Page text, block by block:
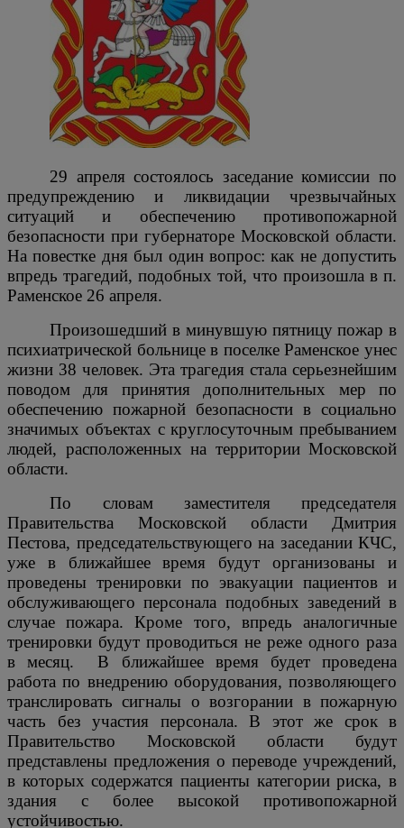
29 апреля состоялось заседание комиссии по
предупреждению и ликвидации чрезвычайных
ситуаций и обеспечению противопожарной
безопасности при губернаторе Московской области.
На повестке дня был один вопрос: как не допустить
впредь трагедий, подобных той, что произошла в п.
Раменское 26 апреля.
Произошедший в минувшую пятницу пожар в
психиатрической больнице в поселке Раменское унес
жизни 38 человек. Эта трагедия стала серьезнейшим
поводом для принятия дополнительных мер по
обеспечению пожарной безопасности в социально
значимых объектах с круглосуточным пребыванием
людей, расположенных на территории Московской
области.
По словам заместителя председателя
Правительства Московской области Дмитрия
Пестова, председательствующего на заседании КЧС,
уже в ближайшее время будут организованы и
проведены тренировки по эвакуации пациентов и
обслуживающего персонала подобных заведений в
случае пожара. Кроме того, впредь аналогичные
тренировки будут проводиться не реже одного раза
в месяц.
В ближайшее время будет проведена
работа по внедрению оборудования, позволяющего
транслировать сигналы о возгорании в пожарную
часть без участия персонала. В этот же срок в
Правительство Московской области будут
представлены предложения о переводе учреждений,
в которых содержатся пациенты категории риска, в
здания с более высокой противопожарной
устойчивостью.